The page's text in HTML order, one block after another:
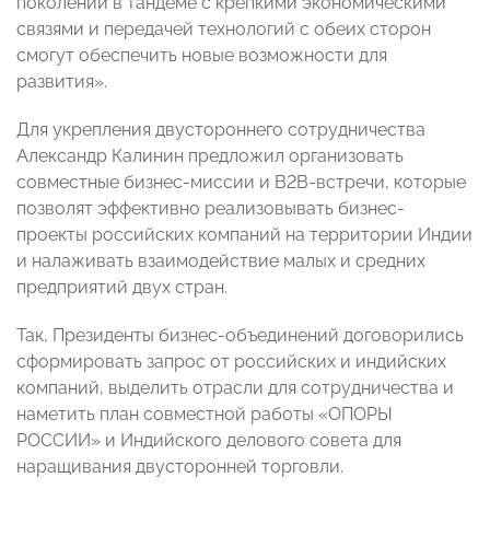
связями и передачей технологий с обеих сторон
смогут обеспечить новые возможности для
развития».
Для укрепления двустороннего сотрудничества
Александр Калинин предложил организовать
совместные бизнес-миссии и B2B-встречи, которые
позволят эффективно реализовывать бизнес-
проекты российских компаний на территории Индии
и налаживать взаимодействие малых и средних
предприятий двух стран.
Так, Президенты бизнес-объединений договорились
сформировать запрос от российских и индийских
компаний, выделить отрасли для сотрудничества и
наметить план совместной работы «ОПОРЫ
РОССИИ» и Индийского делового совета для
наращивания двусторонней торговли.